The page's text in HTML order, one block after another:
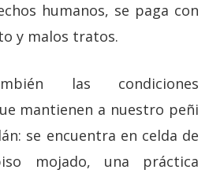
humanos, se paga con
y malos tratos.
las condiciones
mantienen a nuestro peñi
se encuentra en celda de
mojado, una práctica